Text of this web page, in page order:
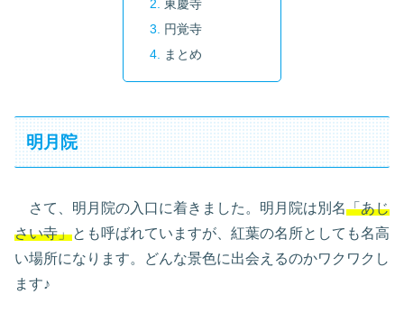
東慶寺
円覚寺
まとめ
明月院
さて、明月院の入口に着きました。明月院は別名「あじ
さい寺」とも呼ばれていますが、紅葉の名所としても名高
い場所になります。どんな景色に出会えるのかワクワクし
ます♪